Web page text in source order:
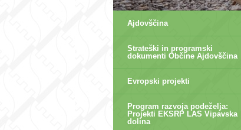
Ajdovščina
Strateški in programski
dokumenti Občine Ajdovščina
Evropski projekti
Program razvoja podeželja:
Projekti EKSRP LAS Vipavska
dolina